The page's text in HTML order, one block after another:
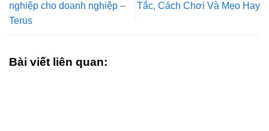
nghiệp cho doanh nghiệp –
Terus
Tắc, Cách Chơi Và Mẹo Hay
Bài viết liên quan: